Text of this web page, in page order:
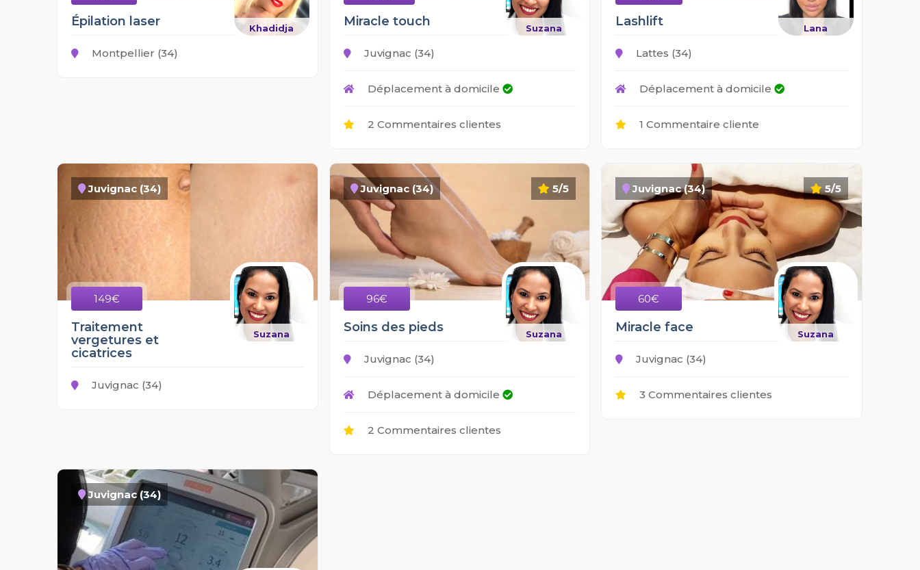
Khadidja
Épilation laser
Montpellier (34)
Suzana
Miracle touch
Juvignac (34)
Déplacement à domicile
2 Commentaires clientes
Lana
Lashlift
Lattes (34)
Déplacement à domicile
1 Commentaire cliente
Juvignac (34)
149€
Suzana
Traitement
vergetures et
cicatrices
Juvignac (34)
5/5
Juvignac (34)
96€
Suzana
Soins des pieds
Juvignac (34)
Déplacement à domicile
2 Commentaires clientes
5/5
Juvignac (34)
60€
Suzana
Miracle face
Juvignac (34)
3 Commentaires clientes
Juvignac (34)